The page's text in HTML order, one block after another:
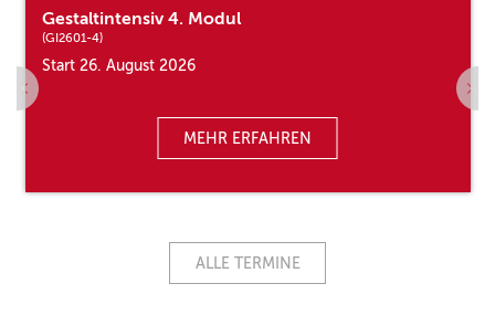
Gestaltintensiv 4. Modul
(GI2601-4)
Start 26. August 2026
MEHR ERFAHREN
ALLE TERMINE